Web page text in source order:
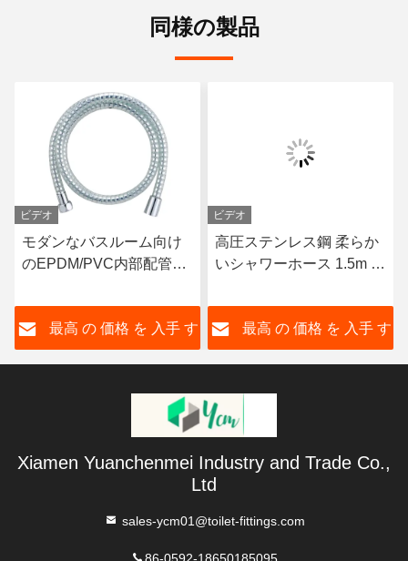
同様の製品
ビデオ
モダンなバスルーム向け
のEPDM/PVC内部配管を
シルバークロームシャワ
ーホース最高 の 価格 を 入手 す
ビデオ
高圧ステンレス鋼 柔らか
いシャワーホース 1.5m 長
最高 の 価格 を 入手 す
Xiamen Yuanchenmei Industry and Trade Co.,
Ltd
sales-ycm01@toilet-fittings.com
86-0592-18650185095